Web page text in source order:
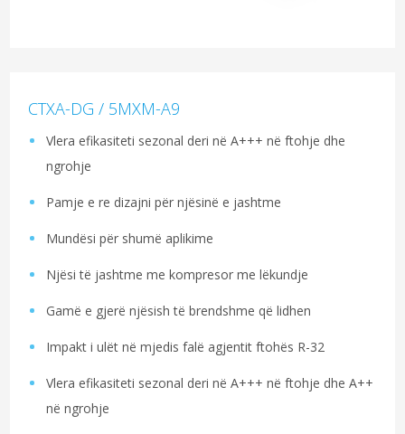
CTXA-DG / 5MXM-A9
Vlera efikasiteti sezonal deri në A+++ në ftohje dhe
ngrohje
Pamje e re dizajni për njësinë e jashtme
Mundësi për shumë aplikime
Njësi të jashtme me kompresor me lëkundje
Gamë e gjerë njësish të brendshme që lidhen
Impakt i ulët në mjedis falë agjentit ftohës R-32
Vlera efikasiteti sezonal deri në A+++ në ftohje dhe A++
në ngrohje